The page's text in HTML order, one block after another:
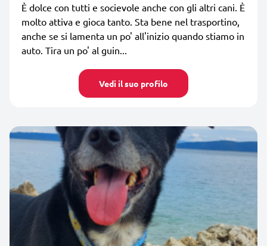
È dolce con tutti e socievole anche con gli altri cani. È
molto attiva e gioca tanto. Sta bene nel trasportino,
anche se si lamenta un po' all'inizio quando stiamo in
auto. Tira un po' al guin...
Vedi il suo profilo